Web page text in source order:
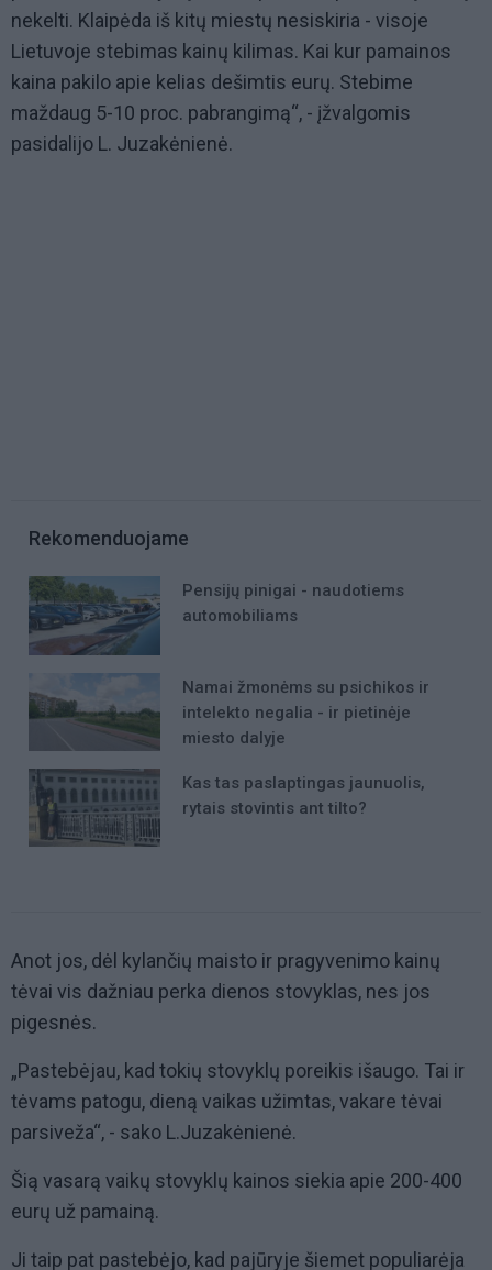
nekelti. Klaipėda iš kitų miestų nesiskiria - visoje
Lietuvoje stebimas kainų kilimas. Kai kur pamainos
kaina pakilo apie kelias dešimtis eurų. Stebime
maždaug 5-10 proc. pabrangimą“, - įžvalgomis
pasidalijo L. Juzakėnienė.
Rekomenduojame
Pensijų pinigai - naudotiems
automobiliams
Namai žmonėms su psichikos ir
intelekto negalia - ir pietinėje
miesto dalyje
Kas tas paslaptingas jaunuolis,
rytais stovintis ant tilto?
Anot jos, dėl kylančių maisto ir pragyvenimo kainų
tėvai vis dažniau perka dienos stovyklas, nes jos
pigesnės.
„Pastebėjau, kad tokių stovyklų poreikis išaugo. Tai ir
tėvams patogu, dieną vaikas užimtas, vakare tėvai
parsiveža“, - sako L.Juzakėnienė.
Šią vasarą vaikų stovyklų kainos siekia apie 200-400
eurų už pamainą.
Ji taip pat pastebėjo, kad pajūryje šiemet populiarėja